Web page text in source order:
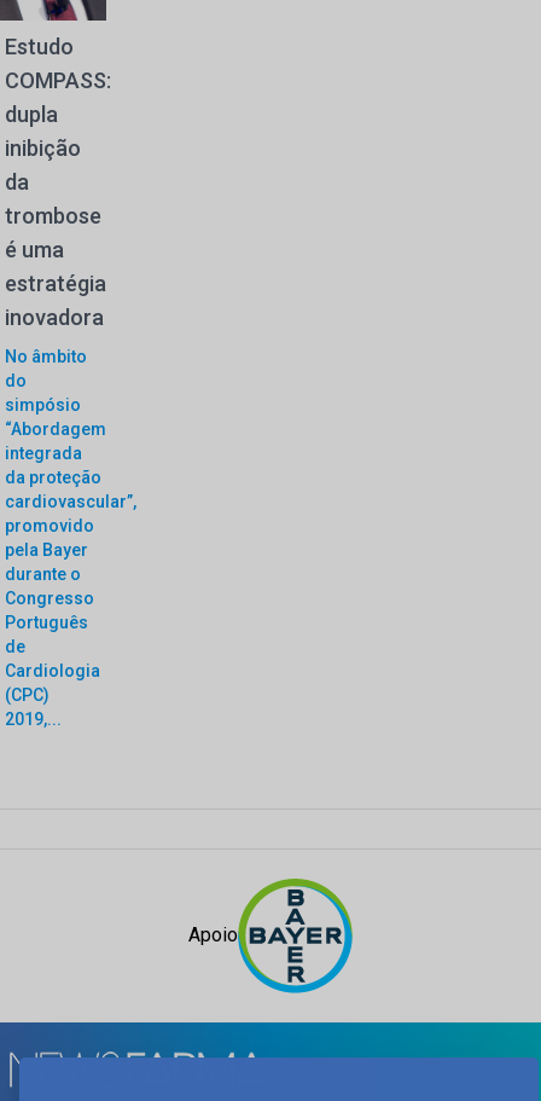
Estudo
COMPASS:
dupla
inibição
da
trombose
é uma
estratégia
inovadora
No âmbito
do
simpósio
“Abordagem
integrada
da proteção
cardiovascular”,
promovido
pela Bayer
durante o
Congresso
Português
de
Cardiologia
(CPC)
2019,...
Apoio